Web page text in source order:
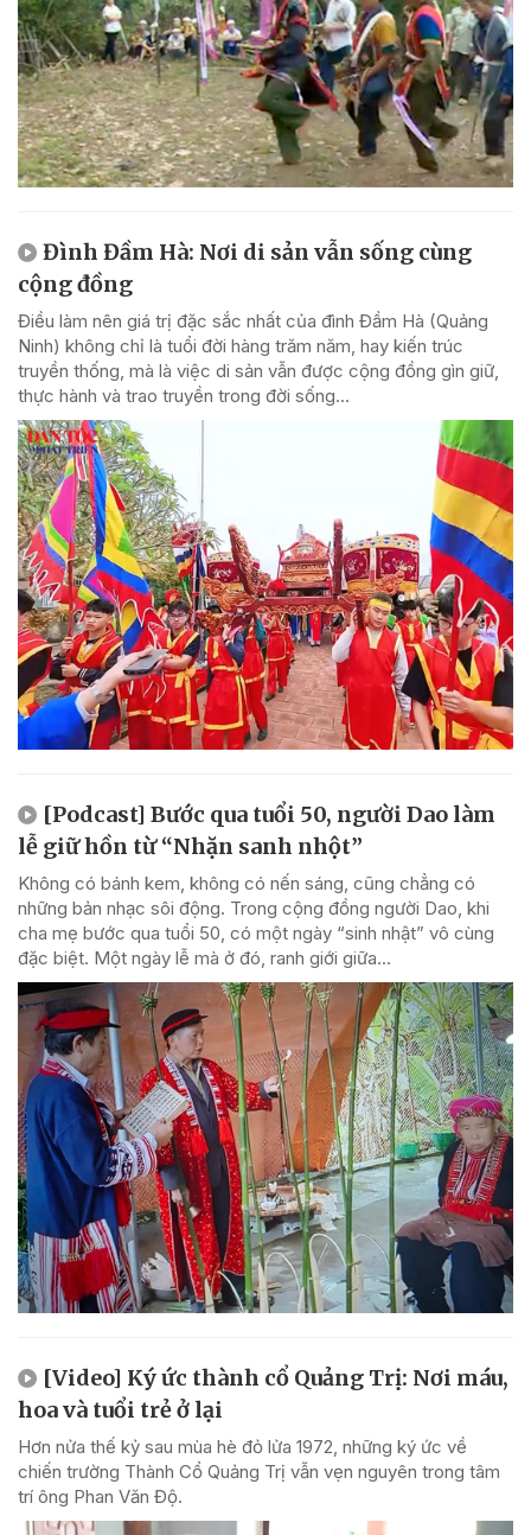
Đình Đầm Hà: Nơi di sản vẫn sống cùng
cộng đồng
Điều làm nên giá trị đặc sắc nhất của đình Đầm Hà (Quảng
Ninh) không chỉ là tuổi đời hàng trăm năm, hay kiến trúc
truyền thống, mà là việc di sản vẫn được cộng đồng gìn giữ,
thực hành và trao truyền trong đời sống...
[Podcast] Bước qua tuổi 50, người Dao làm
lễ giữ hồn từ “Nhặn sanh nhột”
Không có bánh kem, không có nến sáng, cũng chẳng có
những bản nhạc sôi động. Trong cộng đồng người Dao, khi
cha mẹ bước qua tuổi 50, có một ngày “sinh nhật” vô cùng
đặc biệt. Một ngày lễ mà ở đó, ranh giới giữa...
[Video] Ký ức thành cổ Quảng Trị: Nơi máu,
hoa và tuổi trẻ ở lại
Hơn nửa thế kỷ sau mùa hè đỏ lửa 1972, những ký ức về
chiến trường Thành Cổ Quảng Trị vẫn vẹn nguyên trong tâm
trí ông Phan Văn Độ.